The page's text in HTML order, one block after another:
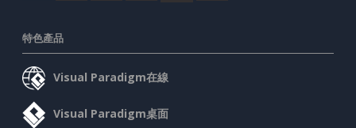
特色產品
Visual Paradigm在線
Visual Paradigm桌面